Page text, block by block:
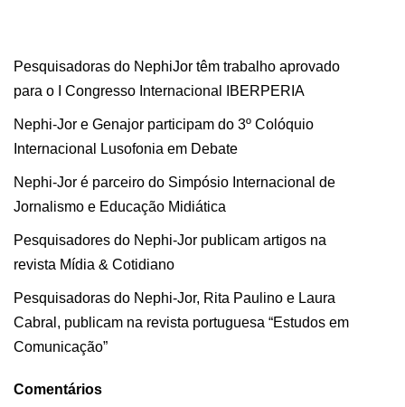
Pesquisadoras do NephiJor têm trabalho aprovado
para o I Congresso Internacional IBERPERIA
Nephi-Jor e Genajor participam do 3º Colóquio
Internacional Lusofonia em Debate
Nephi-Jor é parceiro do Simpósio Internacional de
Jornalismo e Educação Midiática
Pesquisadores do Nephi-Jor publicam artigos na
revista Mídia & Cotidiano
Pesquisadoras do Nephi-Jor, Rita Paulino e Laura
Cabral, publicam na revista portuguesa “Estudos em
Comunicação”
Comentários